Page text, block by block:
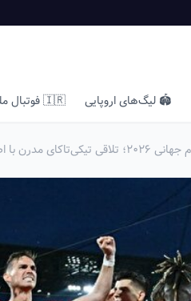
🏟️ لیگ‌های اروپایی 🇮🇷 فوتبال ملی